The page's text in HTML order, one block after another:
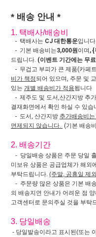
* 배송 안내 *
1. 택배사/배송비
- 택배사는 CJ 대한통운입니다.
- 기본 배송비는3,000원이며,
드립니다. (이벤트 기간에는 무
- 무겁고 부피가 큰 제품(카페
비가 책정되어 있으며, 주문 및
있는 개별 배송비가 적용됩니다
- 제주도 및 도서,산간지방 추
결재화면에서 확인 하실 수 있습
- 도서, 산간지방 추가배송비
면제되지 않습니다.
(기본 배송
2. 배송기간
- 당일배송 상품은 주문 당일
미보유 상품은 공급업체가 해외
부탁드립니다. (주말, 공휴일 제
- 주문량 많은 상품은 기본 배
의 배송지연 안내가 어려운 점
고객센터로 문의주실 것을 부탁
3. 당일배송
- 당일발송이라고 표시된(또는